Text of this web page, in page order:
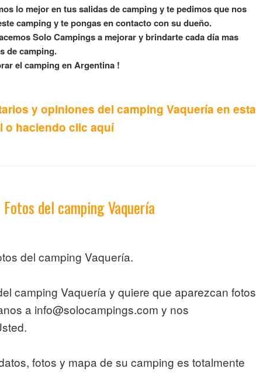
lo mejor en tus salidas de camping y te pedimos que nos
camping y te pongas en contacto con su dueño.
Solo Campings a mejorar y brindarte cada día mas
de camping.
el camping en Argentina !
y opiniones del camping Vaquería en esta
o haciendo clic aquí
Fotos del camping Vaquería
del camping Vaquería.
camping Vaquería y quiere que aparezcan fotos
a info@solocampings.com y nos
fotos y mapa de su camping es totalmente